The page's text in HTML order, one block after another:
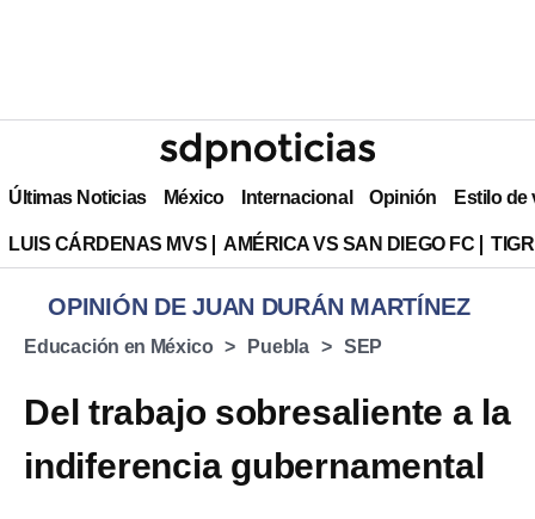
Últimas Noticias México Internacional Opinión Estilo de
LUIS CÁRDENAS MVS AMÉRICA VS SAN DIEGO FC
OPINIÓN DE JUAN DURÁN MARTÍNEZ
Educación en México Puebla SEP
Del trabajo sobresaliente a la
indiferencia gubernamental